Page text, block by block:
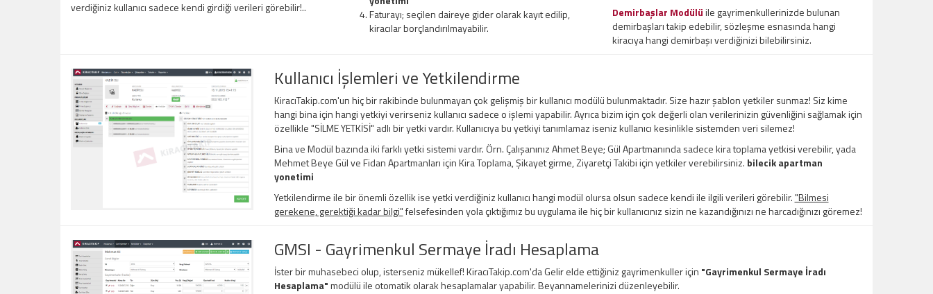
verdiğiniz kullanıcı sadece kendi girdiği verileri görebilir!..
Faturayı; seçilen daireye gider olarak kayıt edilip,
kiracılar borçlandırılmayabilir.
Demirbaşlar Modülüile gayrimenkullerinizde bulunan
demirbaşları takip edebilir, sözleşme esnasında hangi
kiracıya hangi demirbaşı verdiğinizi bilebilirsiniz.
Kullanıcı İşlemleri ve Yetkilendirme
KiracıTakip.com'un hiç bir rakibinde bulunmayan çok gelişmiş bir kullanıcı modülü bulunmaktadır. Size hazır şablon yetkiler sunmaz! Siz kime
hangi bina için hangi yetkiyi verirseniz kullanıcı sadece o işlemi yapabilir. Ayrıca bizim için çok değerli olan verilerinizin güvenliğini sağlamak için
özellikle "SİLME YETKİSİ" adlı bir yetki vardır. Kullanıcıya bu yetkiyi tanımlamaz iseniz kullanıcı kesinlikle sistemden veri silemez!
Bina ve Modül bazında iki farklı yetki sistemi vardır. Örn. Çalışanınız Ahmet Beye; Gül Apartmanında sadece kira toplama yetkisi verebilir, yada
Mehmet Beye Gül ve Fidan Apartmanları için Kira Toplama, Şikayet girme, Ziyaretçi Takibi için yetkiler verebilirsiniz. bilecik apartman
yonetimi
Yetkilendirme ile bir önemli özellik ise yetki verdiğiniz kullanıcı hangi modül olursa olsun sadece kendi ile ilgili verileri görebilir."Bilmesi
gerekene, gerektiği kadar bilgi"felsefesinden yola çıktığımız bu uygulama ile hiç bir kullanıcınız sizin ne kazandığınızı ne harcadığınızı göremez!
GMSI - Gayrimenkul Sermaye İradı Hesaplama
İster bir muhasebeci olup, isterseniz mükellef! KiracıTakip.com'da Gelir elde ettiğiniz gayrimenkuller için "Gayrimenkul Sermaye İradı
Hesaplama"modülü ile otomatik olarak hesaplamalar yapabilir. Beyannamelerinizi düzenleyebilir.